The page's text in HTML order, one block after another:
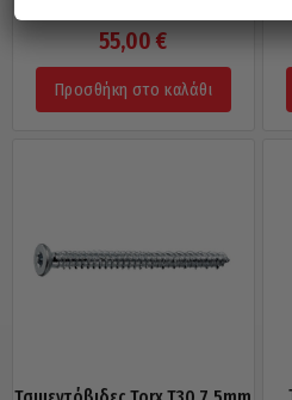
55,00€
Προσθήκη στο καλάθι